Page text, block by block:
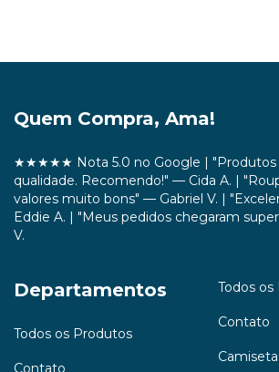
Quem Compra, Ama!
★★★★★ Nota 5.0 no Google | "Produtos
qualidade. Recomendo!" — Cida A. |
valores muito bons" — Gabriel V. |
Eddie A. | "Meus pedidos chegaram
V.
Departamentos
Todos os Produtos
Contato
Todos
Contato